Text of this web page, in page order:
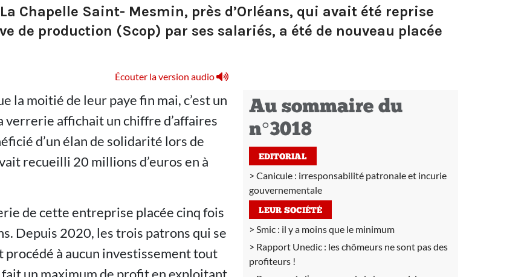
Chapelle Saint- Mesmin, près d’Orléans, qui avait été reprise
de production (Scop) par ses salariés, a été de nouveau placée
Écouter la version audio
la moitié de leur paye fin mai, c’est un
verrerie affichait un chiffre d’affaires
d’un élan de solidarité lors de
recueilli 20 millions d’euros en à
de cette entreprise placée cinq fois
Depuis 2020, les trois patrons qui se
procédé à aucun investissement tout
un maximum de profit en exploitant
Au sommaire du
n°3018
EDITORIAL
Canicule : irresponsabilité patronale et incurie
gouvernementale
LEUR SOCIÉTÉ
Smic : il y a moins que le minimum
Rapport Unedic : les chômeurs ne sont pas des
profiteurs !